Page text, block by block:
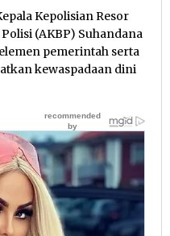
Kepolisian Resor
(AKBP) Suhandana
pemerintah serta
kewaspadaan dini